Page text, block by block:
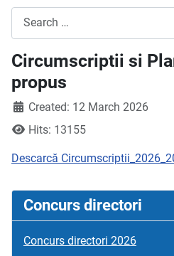
Circumscriptii si
propus
Created: 12 March 2026
Hits: 13155
Descarcă
Concurs directori
Concurs directori 2026